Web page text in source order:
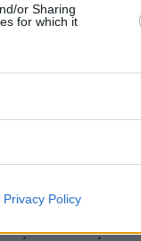
or Sharing
for which it
Privacy Policy
μετάλλια
όταν
την ανδρική
Μουντιάλ του